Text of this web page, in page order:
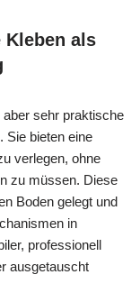
Kleben als
aber sehr praktische
Sie bieten eine
verlegen, ohne
zu müssen. Diese
Boden gelegt und
in
professionell
ausgetauscht